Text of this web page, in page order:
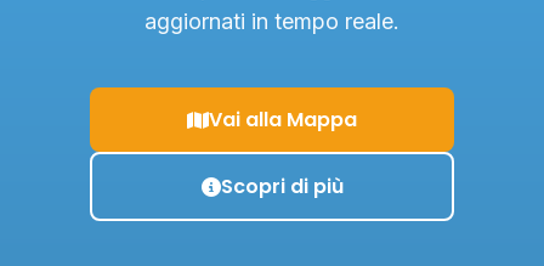
aggiornati in tempo reale.
Vai alla Mappa
Scopri di più